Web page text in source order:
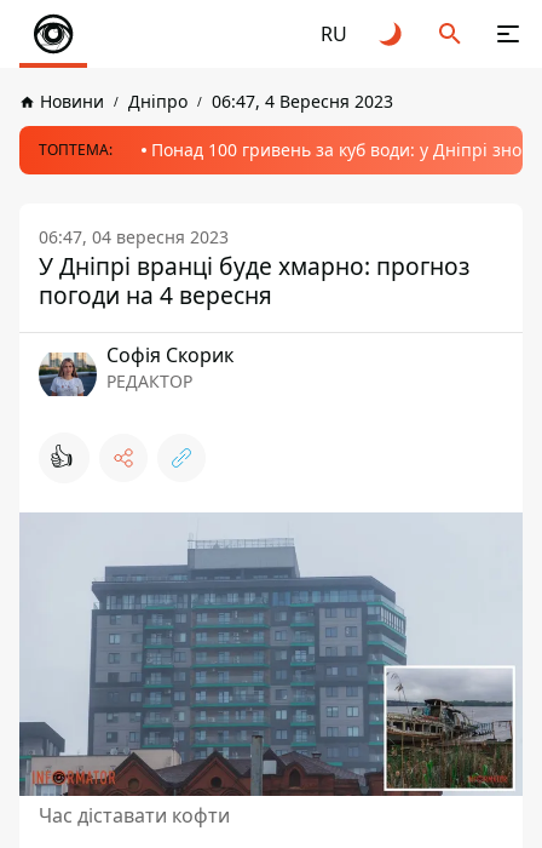
RU
Новини Дніпро 06:47, 4 Вересня 2023
ТОПТЕМА: Понад 100 гривень за куб води: у Дніпрі
06:47, 04 вересня 2023
У Дніпрі вранці буде хмарно: прогноз
погоди на 4 вересня
Софія Скорик
РЕДАКТОР
👍
Час діставати кофти